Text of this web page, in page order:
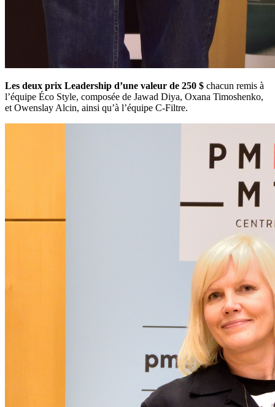
Les deux prix Leadership d’une valeur de 250 $ chacun remis à
l’équipe Éco Style, composée de Jawad Diya, Oxana Timoshenko,
et Owenslay Alcin, ainsi qu’à l’équipe C-Filtre.